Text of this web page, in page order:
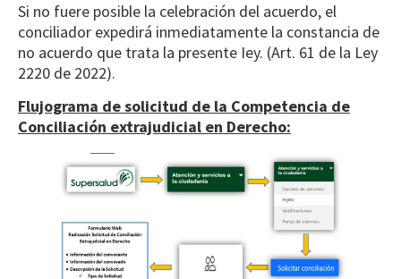
Si no fuere posible la celebración del acuerdo, el
conciliador expedirá inmediatamente la constancia de
no acuerdo que trata la presente Iey. (Art. 61 de la Ley
2220 de 2022).
Flujograma de solicitud de la Competencia de
Conciliación extrajudicial en Derecho: